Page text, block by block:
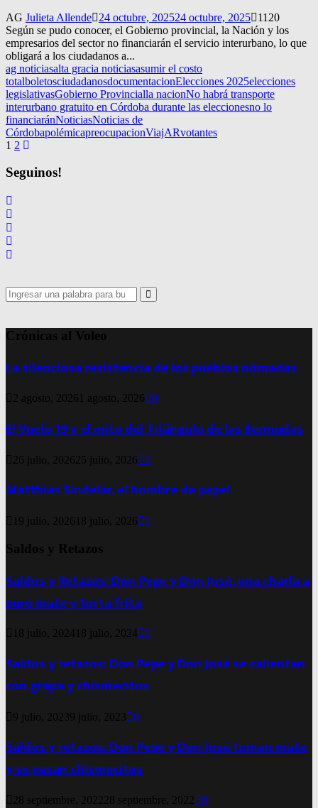
AG Julieta Allende 24 octubre, 202524 octubre, 2025
1120
Según se pudo conocer, el Gobierno provincial, la Nación y los
empresarios del sector no financiarán el servicio interurbano, lo que
obligará a los ciudadanos a...
ag noticiasalta gracia noticiasasumir el costo
totalboletosciudadanosdocumentacionElecciones 2025elecciones
legislativasGobierno Provincialla nacionNo habrá transporte
interurbano gratuito en Córdoba durante las eleccionesno lo
financiaránNoticiasNoticias de
CórdobapolémicapreocupacionViajARvotantes
Navegación
de
entradas
1 2
Seguinos!
Search
for:
Search
Crónicas al Voleo
La silenciosa resistencia de los pueblos nómadas
2 agosto, 2026 1 agosto, 2026 0
El Vuelo 19 y el mito del Triángulo de las Bermudas
26 julio, 2026 25 julio, 2026 0
Matthias Sindelar, el hombre de papel
19 julio, 2026 18 julio, 2026 0
Saldos y Retazos
Saldos y Retazos: Don Pepe y Don José, una charla a
puro mate y torta frita
18 julio, 2024 18 julio, 2024 0
Saldos y retazos: Don Pepe y Don José se calientan
con grapa y chismecitos
9 julio, 20239 julio, 2023 0
Saldos y retazos: Don Pepe y Don José toman mate
y se pasan chismecitos
28 septiembre, 2022 28 septiembre, 2022 0